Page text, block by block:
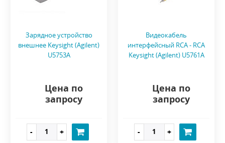
Зарядное устройство
внешнее Keysight (Agilent)
U5753A
Цена по
запросу
Видеокабель
интерфейсный RCA - RCA
Keysight (Agilent) U5761A
Цена по
запросу